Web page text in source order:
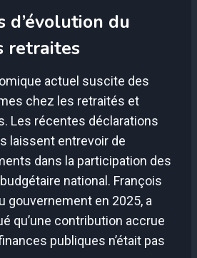
d’évolution du
retraites
actuel suscite des
chez les retraités et
Les récentes déclarations
laissent entrevoir de
dans la participation des
national. François
gouvernement en 2025, a
qu’une contribution accrue
publiques n’était pas